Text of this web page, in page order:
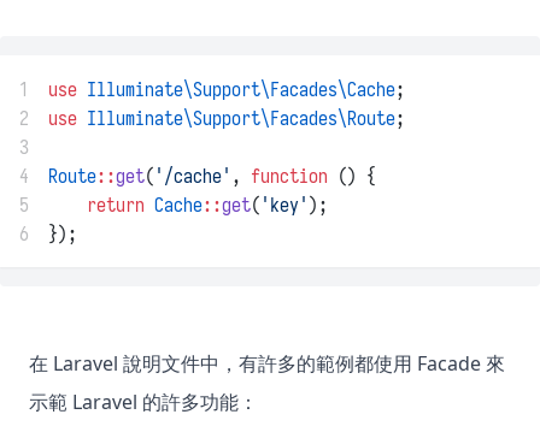
1 use Illuminate\Support\Facades\Cache;
2
use Illuminate\Support\Facades\Route;
3
4
Route::get( '/cache' , function () {
5
return Cache::get( 'key' );
6
});
在 Laravel 說明文件中，有許多的範例都使用 Facade 來
示範 Laravel 的許多功能：